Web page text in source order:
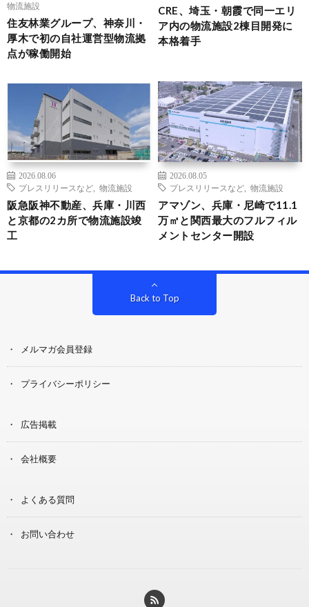
物流施設
住友林業グループ、神奈川・
厚木で初の自社運営型物流拠
点が稼働開始
CRE、埼玉・朝霞で同一エリ
ア内の物流施設2棟目開発に
本格着手
2026.08.06
プレスリリースなど
物流施設
阪急阪神不動産、兵庫・川西
と京都の2カ所で物流施設竣
工
2026.08.05
プレスリリースなど
物流施設
アマゾン、兵庫・尼崎で11.1
万㎡と関西最大のフルフィル
メントセンター開設
Back to Top
メルマガ会員登録
プライバシーポリシー
広告掲載
会社概要
よくある質問
お問い合わせ